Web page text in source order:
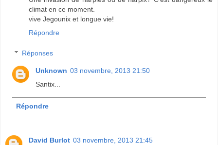
climat en ce moment.
vive Jegounix et longue vie!
Répondre
Réponses
Unknown 03 novembre, 2013 21:50
Santix...
Répondre
David Burlot 03 novembre, 2013 21:45